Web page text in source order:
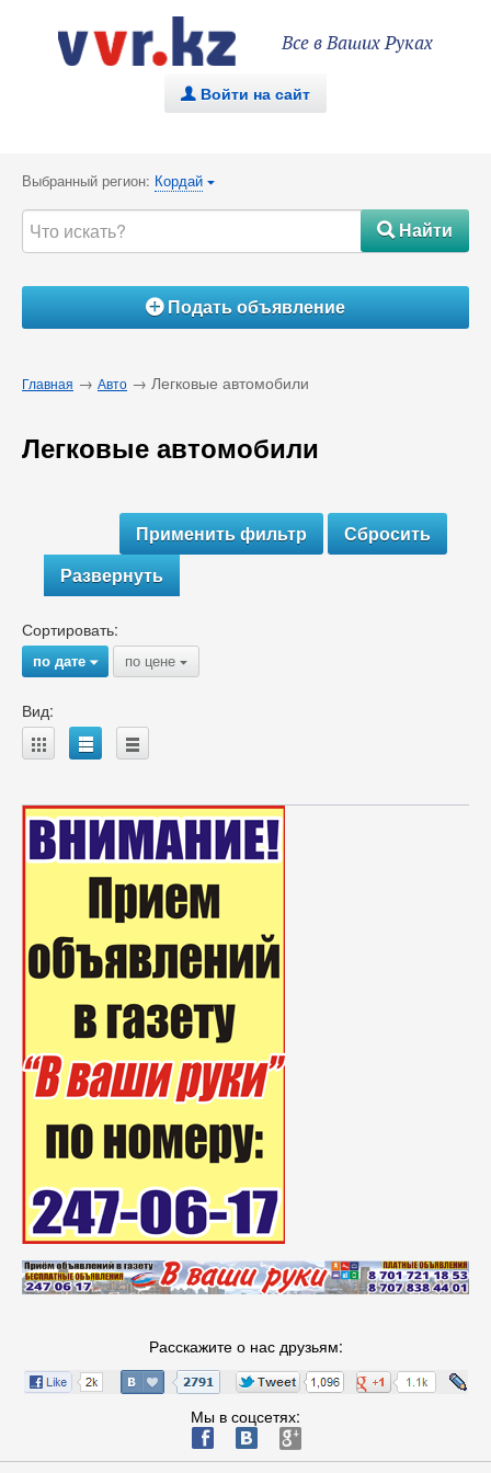
Все в Ваших Руках
. Войти на сайт
Выбранный регион: Кордай {
#Найти
ÁПодать объявление
Главная → Авто → Легковые автомобили
Легковые автомобили
Развернуть
Сортировать:
по дате{ по цене {
Вид:
A B C
Расскажите о нас друзьям:
Мы в соцсетях:
ä æ è